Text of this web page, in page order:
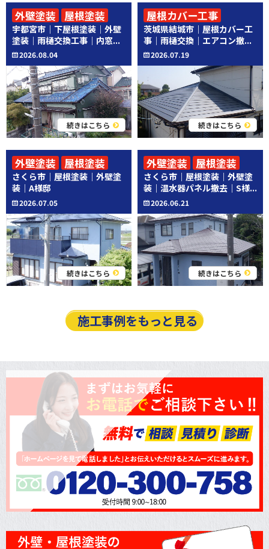
宇都宮市｜下屋根塗装｜外壁
塗装｜雨樋交換工事｜内窓...
2026.08.04
続きはこちら
外壁塗装
屋根塗装
その他工事
茨城県結城市｜屋根カバー工
事｜雨樋交換｜エアコン撤...
2026.07.19
続きはこちら
屋根カバー工事
その他工事
さくら市｜屋根塗装｜外壁塗
装｜A様邸
2026.07.05
続きはこちら
外壁塗装 屋根塗装
さくら市｜屋根塗装｜外壁塗
装｜温水器パネル撤去｜S様...
2026.06.21
続きはこちら
外壁塗装
屋根塗装
その他工事
施工事例をもっと見る